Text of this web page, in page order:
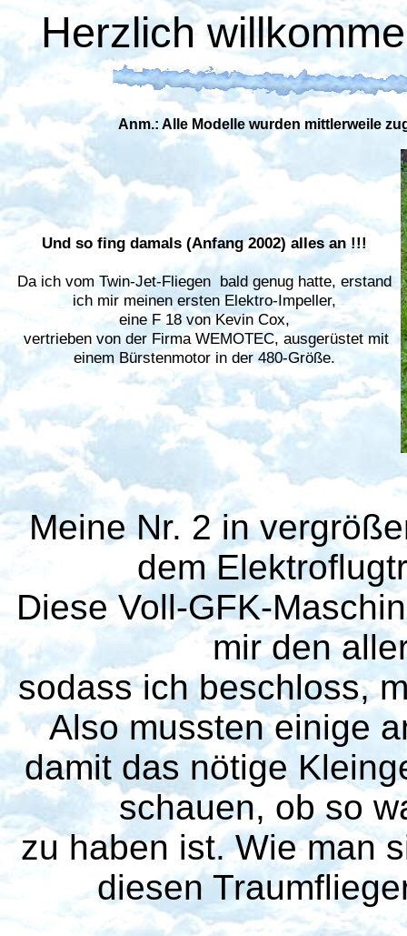
Herzlich
Anm.: Alle Modelle wurden mittlerweile
Und so fing damals (Anfang 2002) alles an !!!
Da ich vom Twin-Jet-Fliegen bald genug hatte, erstand
ich mir meinen ersten Elektro-Impeller,
eine F 18 von Kevin Cox,
vertrieben von der Firma WEMOTEC, ausgerüstet mit
einem Bürstenmotor in der 480-Größe.
Meine Nr. 2 in
dem
Diese Voll-GFK-
mir den
sodass ich beschloss,
Also mussten einige
damit das nötige
schauen, ob so
zu haben ist. Wie man
diesen